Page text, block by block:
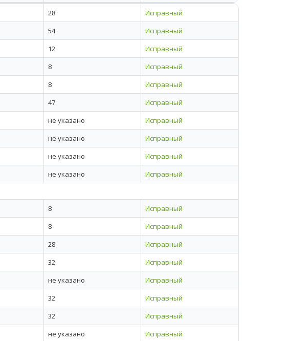
28
Исправный
54
Исправный
12
Исправный
8
Исправный
8
Исправный
47
Исправный
не указано
Исправный
не указано
Исправный
не указано
Исправный
не указано Исправный
8
Исправный
8
Исправный
28
Исправный
32
Исправный
не указано
Исправный
32
Исправный
32
Исправный
не указано
Исправный